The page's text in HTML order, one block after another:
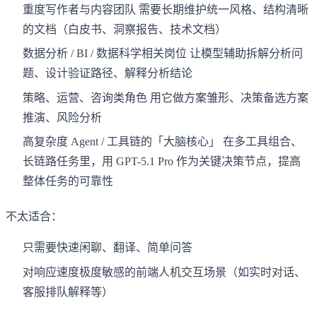
重度写作者与内容团队 需要长期维护统一风格、结构清晰
的文档（白皮书、洞察报告、技术文档）
数据分析 / BI / 数据科学相关岗位 让模型辅助拆解分析问
题、设计验证路径、解释分析结论
策略、运营、咨询类角色 用它做方案雏形、决策备选方案
推演、风险分析
高复杂度 Agent / 工具链的「大脑核心」 在多工具组合、
长链路任务里，用 GPT-5.1 Pro 作为关键决策节点，提高
整体任务的可靠性
不太适合：
只需要快速闲聊、翻译、简单问答
对响应速度极度敏感的前端人机交互场景（如实时对话、
客服排队解释等）